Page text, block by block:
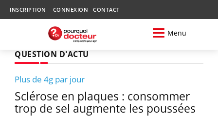
INSCRIPTION CONNEXION CONTACT
Menu
QUESTION D'ACTU
Plus de 4g par jour
Sclérose en plaques : consommer
trop de sel augmente les poussées